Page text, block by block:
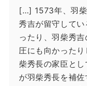
[…] 1573年、羽
秀吉が留守して
ったり、羽柴秀
圧にも向かった
柴秀長の家臣と
が羽柴秀長を補